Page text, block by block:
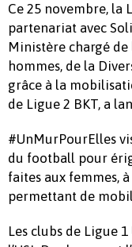
Ce 25 novembre, la
partenariat avec
Ministère chargé de
hommes, de la
grâce à la
de Ligue 2 BKT, a
#UnMurPourElles
du football pour
faites aux femmes,
permettant de
Les clubs de Ligue